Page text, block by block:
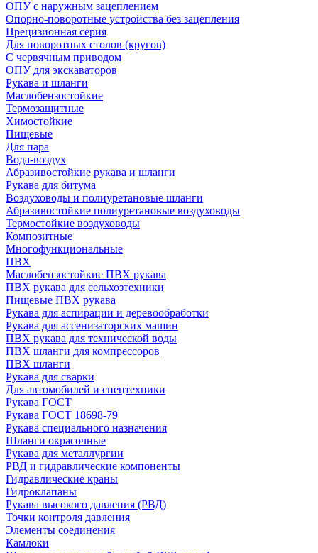
ОПУ с наружным зацеплением
Опорно-поворотные устройства без зацепления
Прецизионная серия
Для поворотных столов (кругов)
С червячным приводом
ОПУ для экскаваторов
Рукава и шланги
Маслобензостойкие
Термозащитные
Химостойкие
Пищевые
Для пара
Вода-воздух
Абразивостойкие рукава и шланги
Рукава для битума
Воздуховоды и полиуретановые шланги
Абразивостойкие полиуретановые воздуховоды
Термостойкие воздуховоды
Композитные
Многофункциональные
ПВХ
Маслобензостойкие ПВХ рукава
ПВХ рукава для сельхозтехники
Пищевые ПВХ рукава
Рукава для аспирации и деревообработки
Рукава для ассенизаторских машин
ПВХ рукава для технической воды
ПВХ шланги для компрессоров
ПВХ шланги
Рукава для сварки
Для автомобилей и спецтехники
Рукава ГОСТ
Рукава ГОСТ 18698-79
Рукава специального назначения
Шланги окрасочные
Рукава для металлургии
РВД и гидравлические компоненты
Гидравлические краны
Гидроклапаны
Рукава высокого давления (РВД)
Точки контроля давления
Элементы соединения
Камлоки